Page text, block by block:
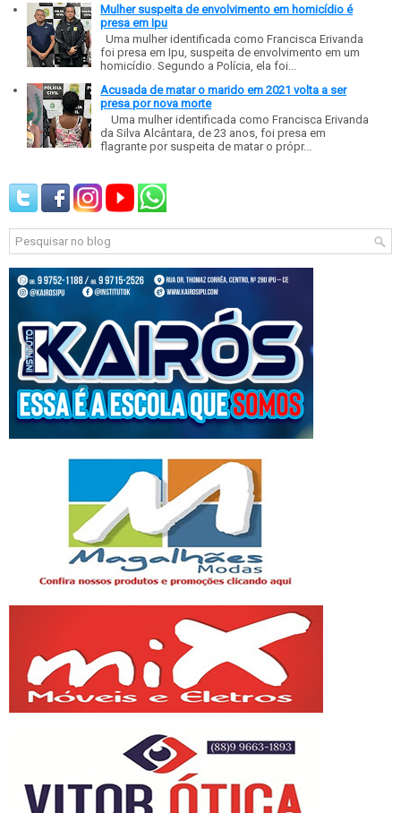
Mulher suspeita de envolvimento em homicídio é
presa em Ipu
Uma mulher identificada como Francisca Erivanda
foi presa em Ipu, suspeita de envolvimento em um
homicídio. Segundo a Polícia, ela foi...
Acusada de matar o marido em 2021 volta a ser
presa por nova morte
Uma mulher identificada como Francisca Erivanda
da Silva Alcântara, de 23 anos, foi presa em
flagrante por suspeita de matar o própr...